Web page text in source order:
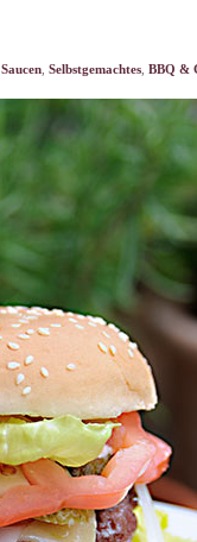
Saucen Selbstgemachtes BBQ &